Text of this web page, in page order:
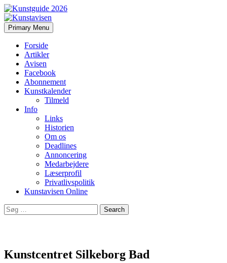
Kunstavisen
Search
Primary Menu Skip
to
Forside
Artikler
Avisen
Facebook
Abonnement
Kunstkalender
Tilmeld
Info
Links
Historien
Om os
Deadlines
Annoncering
Medarbejdere
Læserprofil
Privatlivspolitik
Kunstavisen Online
Search
for:
Kunstcentret Silkeborg Bad